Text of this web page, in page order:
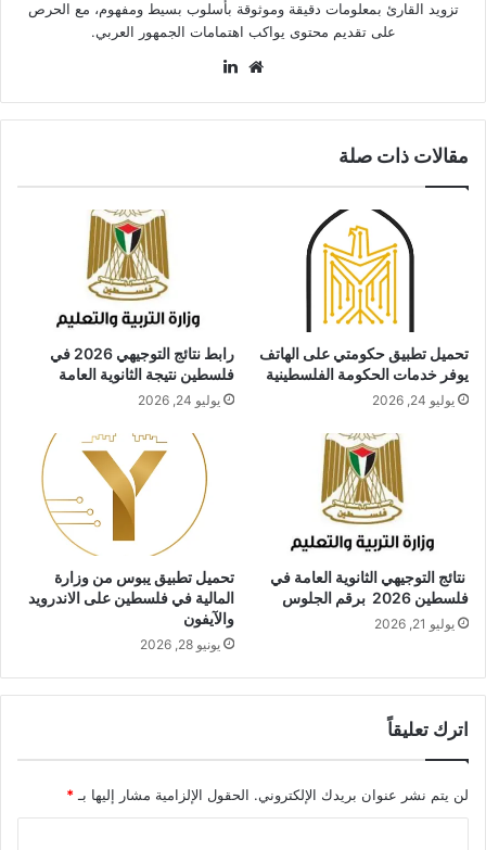
تزويد القارئ بمعلومات دقيقة وموثوقة بأسلوب بسيط ومفهوم، مع الحرص
على تقديم محتوى يواكب اهتمامات الجمهور العربي.
موقع
مقالات ذات صلة
تحميل تطبيق حكومتي على الهاتف
يوفر خدمات الحكومة الفلسطينية
يوليو 24, 2026
رابط نتائج التوجيهي 2026 في
فلسطين نتيجة الثانوية العامة
يوليو 24, 2026
نتائج التوجيهي الثانوية العامة في
فلسطين 2026 برقم الجلوس
يوليو 21, 2026
تحميل تطبيق يبوس من وزارة
المالية في فلسطين على الاندرويد
والآيفون
يونيو 28, 2026
اترك تعليقاً
لن يتم نشر عنوان بريدك الإلكتروني. الحقول الإلزامية مشار إليها بـ *